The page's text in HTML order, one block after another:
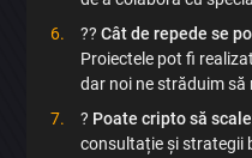
?‍?Cât de repede se
Proiectele pot fi
dar noi ne străduim să
? Poate cripto să
consultație și strategii